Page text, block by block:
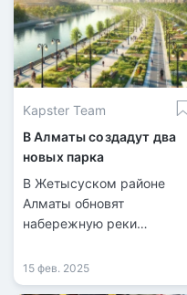
«Таза Қазақстан».
Kapster Team
В Алматы создадут два
новых парка
В Жетысуском районе
Алматы обновят
набережную реки
15 фев. 2025